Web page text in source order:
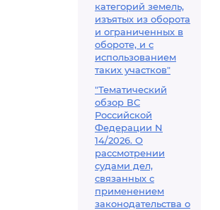
категорий земель,
изъятых из оборота
и ограниченных в
обороте, и с
использованием
таких участков"
"Тематический
обзор ВС
Российской
Федерации N
14/2026. О
рассмотрении
судами дел,
связанных с
применением
законодательства о